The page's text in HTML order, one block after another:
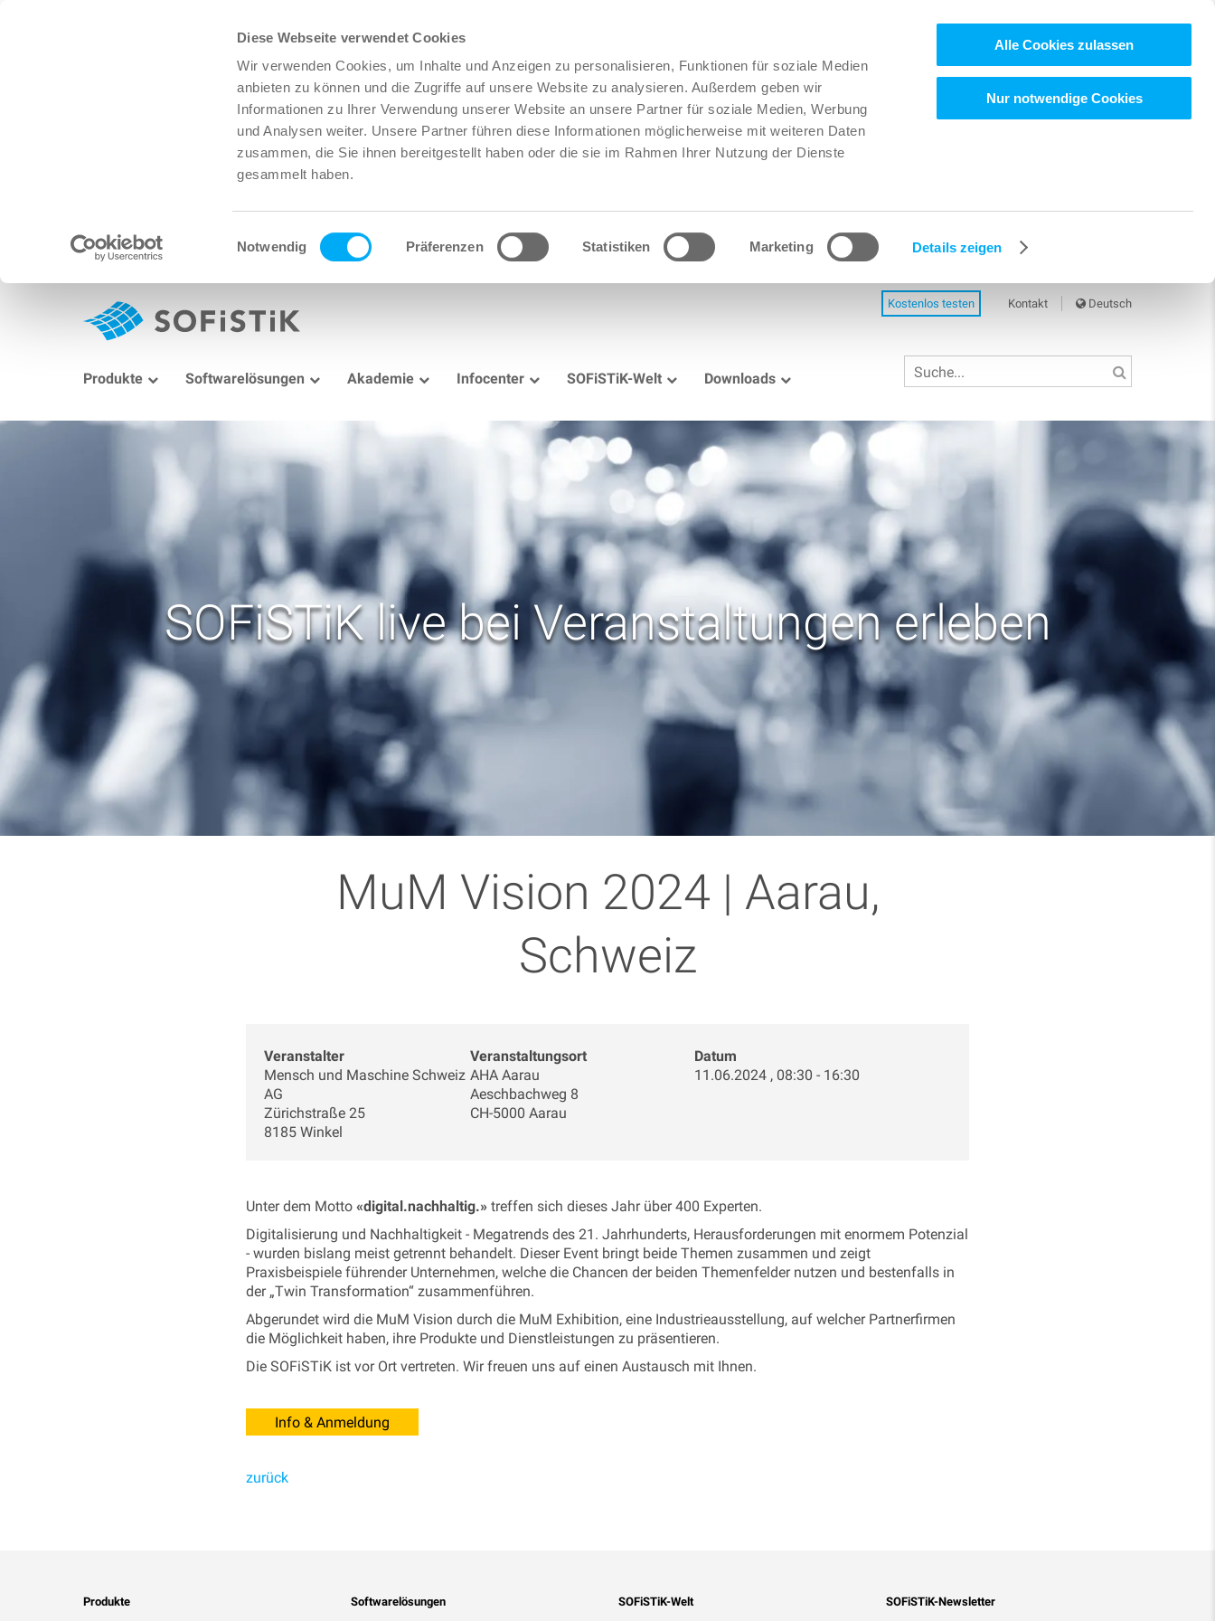
Diese Webseite verwendet Cookies
Wir verwenden Cookies, um Inhalte und Anzeigen zu personalisieren, Funktionen für soziale Medien
anbieten zu können und die Zugriffe auf unsere Website zu analysieren. Außerdem geben wir
Informationen zu Ihrer Verwendung unserer Website an unsere Partner für soziale Medien, Werbung
und Analysen weiter. Unsere Partner führen diese Informationen möglicherweise mit weiteren Daten
zusammen, die Sie ihnen bereitgestellt haben oder die sie im Rahmen Ihrer Nutzung der Dienste
gesammelt haben.
Einwilligungsauswahl
Notwendig Präferenzen Statistiken Marketing Details zeigen
Alle Cookies zulassen
Nur notwendige Cookies
Kostenlos testen Kontakt Deutsch
Produkte Softwarelösungen Akademie Infocenter SOFiSTiK-Welt Downloads
SOFiSTiK live bei Veranstaltungen erleben
MuM Vision 2024 | Aarau,
Schweiz
Veranstalter
Mensch und Maschine Schweiz
AG
Zürichstraße 25
8185 Winkel
Veranstaltungsort
AHA Aarau
Aeschbachweg 8
CH-5000 Aarau
Datum
11.06.2024 , 08:30 - 16:30
Unter dem Motto «digital.nachhaltig.» treffen sich dieses Jahr über 400 Experten.
Digitalisierung und Nachhaltigkeit - Megatrends des 21. Jahrhunderts, Herausforderungen mit enormem Potenzial
- wurden bislang meist getrennt behandelt. Dieser Event bringt beide Themen zusammen und zeigt
Praxisbeispiele führender Unternehmen, welche die Chancen der beiden Themenfelder nutzen und bestenfalls in
der „Twin Transformation“ zusammenführen.
Abgerundet wird die MuM Vision durch die MuM Exhibition, eine Industrieausstellung, auf welcher Partnerfirmen
die Möglichkeit haben, ihre Produkte und Dienstleistungen zu präsentieren.
Die SOFiSTiK ist vor Ort vertreten. Wir freuen uns auf einen Austausch mit Ihnen.
Info & Anmeldung
zurück
Produkte Softwarelösungen SOFiSTiK-Welt SOFiSTiK-Newsletter